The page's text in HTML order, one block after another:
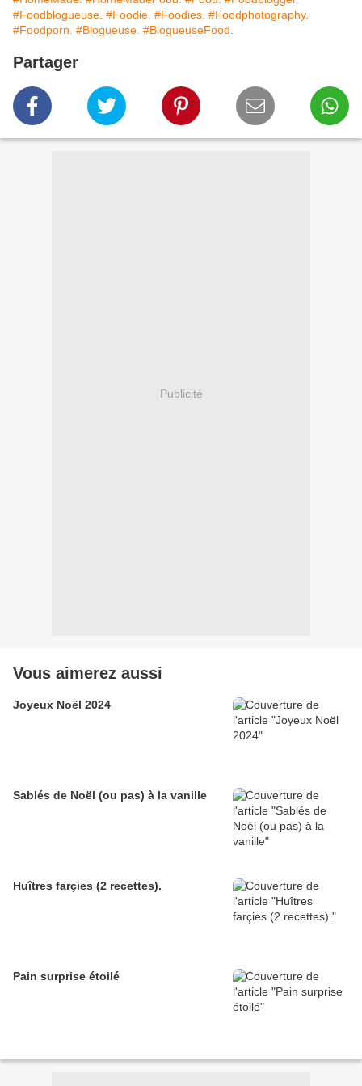
#Foodblogueuse. #Foodie. #Foodies. #Foodphotography.
#Foodporn. #Blogueuse. #BlogueuseFood.
Partager
Publicité
Vous aimerez aussi
Joyeux Noël 2024
Sablés de Noël (ou pas) à la vanille
Huîtres farçies (2 recettes).
Pain surprise étoilé